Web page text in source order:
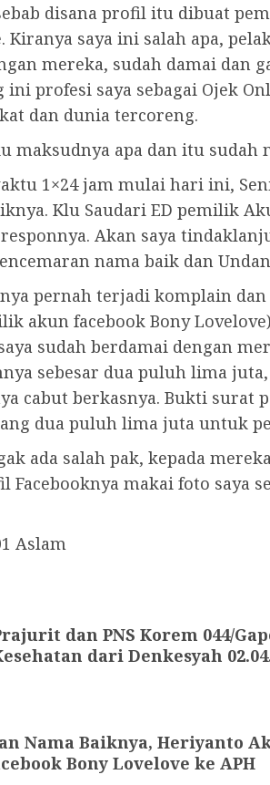
disana profil itu dibuat
Kiranya saya ini salah apa,
mereka, sudah damai dan
ini profesi saya sebagai Ojek
dan dunia tercoreng.
maksudnya apa dan itu sudah
1×24 jam mulai hari ini,
Klu Saudari ED pemilik
Akan saya
nama baik dan
pernah terjadi komplain
akun facebook Bony
sudah berdamai dengan
sebesar dua puluh lima
cabut berkasnya. Bukti surat
dua puluh lima juta untuk
ada salah pak, kepada
Facebooknya makai foto saya
Aslam
dan PNS Korem 044/
dari Denkesyah
Nama Baiknya, Heriyanto
Bony Lovelove ke APH